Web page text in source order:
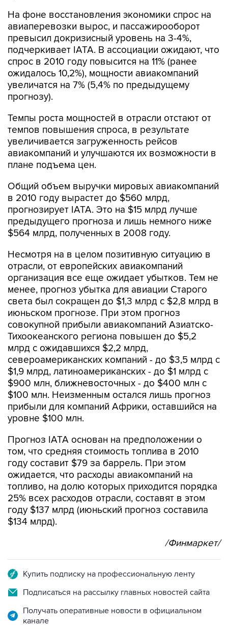
На фоне восстановления экономики спрос на
авиаперевозки вырос, и пассажирооборот
превысил докризисный уровень на 3-4%,
подчеркивает IATA. В ассоциации ожидают, что
спрос в 2010 году повысится на 11% (ранее
ожидалось 10,2%), мощности авиакомпаний
увеличатся на 7% (5,4% по предыдущему
прогнозу).
Темпы роста мощностей в отрасли отстают от
темпов повышения спроса, в результате
увеличивается загруженность рейсов
авиакомпаний и улучшаются их возможности в
плане подъема цен.
Общий объем выручки мировых авиакомпаний
в 2010 году вырастет до $560 млрд,
прогнозирует IATA. Это на $15 млрд лучше
предыдущего прогноза и лишь немного ниже
$564 млрд, полученных в 2008 году.
Несмотря на в целом позитивную ситуацию в
отрасли, от европейских авиакомпаний
организация все еще ожидает убытков. Тем не
менее, прогноз убытка для авиации Старого
света был сокращен до $1,3 млрд с $2,8 млрд в
июньском прогнозе. При этом прогноз
совокупной прибыли авиакомпаний Азиатско-
Тихоокеанского региона повышен до $5,2
млрд с ожидавшихся $2,2 млрд,
североамериканских компаний - до $3,5 млрд с
$1,9 млрд, латиноамериканских - до $1 млрд с
$900 млн, ближневосточных - до $400 млн c
$100 млн. Неизменным остался лишь прогноз
прибыли для компаний Африки, оставшийся на
уровне $100 млн.
Прогноз IATA основан на предположении о
том, что средняя стоимость топлива в 2010
году составит $79 за баррель. При этом
ожидается, что расходы авиакомпаний на
топливо, на долю которых приходится порядка
25% всех расходов отрасли, составят в этом
году $137 млрд (июньский прогноз составила
$134 млрд).
/Финмаркет/
Купить подписку на профессиональную ленту
Подписаться на рассылку главных новостей сайта
Получать оперативные новости в официальном
канале